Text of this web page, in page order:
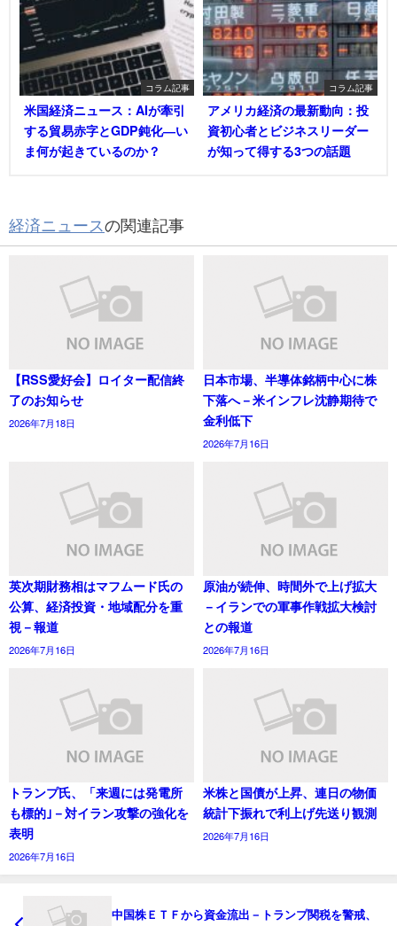
コラム記事
米国経済ニュース：AIが牽引
する貿易赤字とGDP鈍化―い
ま何が起きているのか？
コラム記事
アメリカ経済の最新動向：投
資初心者とビジネスリーダー
が知って得する3つの話題
経済ニュースの関連記事
【RSS愛好会】ロイター配信終
了のお知らせ
2026年7月18日
日本市場、半導体銘柄中心に株
下落へ－米インフレ沈静期待で
金利低下
2026年7月16日
英次期財務相はマフムード氏の
公算、経済投資・地域配分を重
視－報道
2026年7月16日
原油が続伸、時間外で上げ拡大
－イランでの軍事作戦拡大検討
との報道
2026年7月16日
トランプ氏、「来週には発電所
も標的｣－対イラン攻撃の強化を
表明
2026年7月16日
米株と国債が上昇、連日の物価
統計下振れで利上げ先送り観測
2026年7月16日
中国株ＥＴＦから資金流出－トランプ関税を警戒、